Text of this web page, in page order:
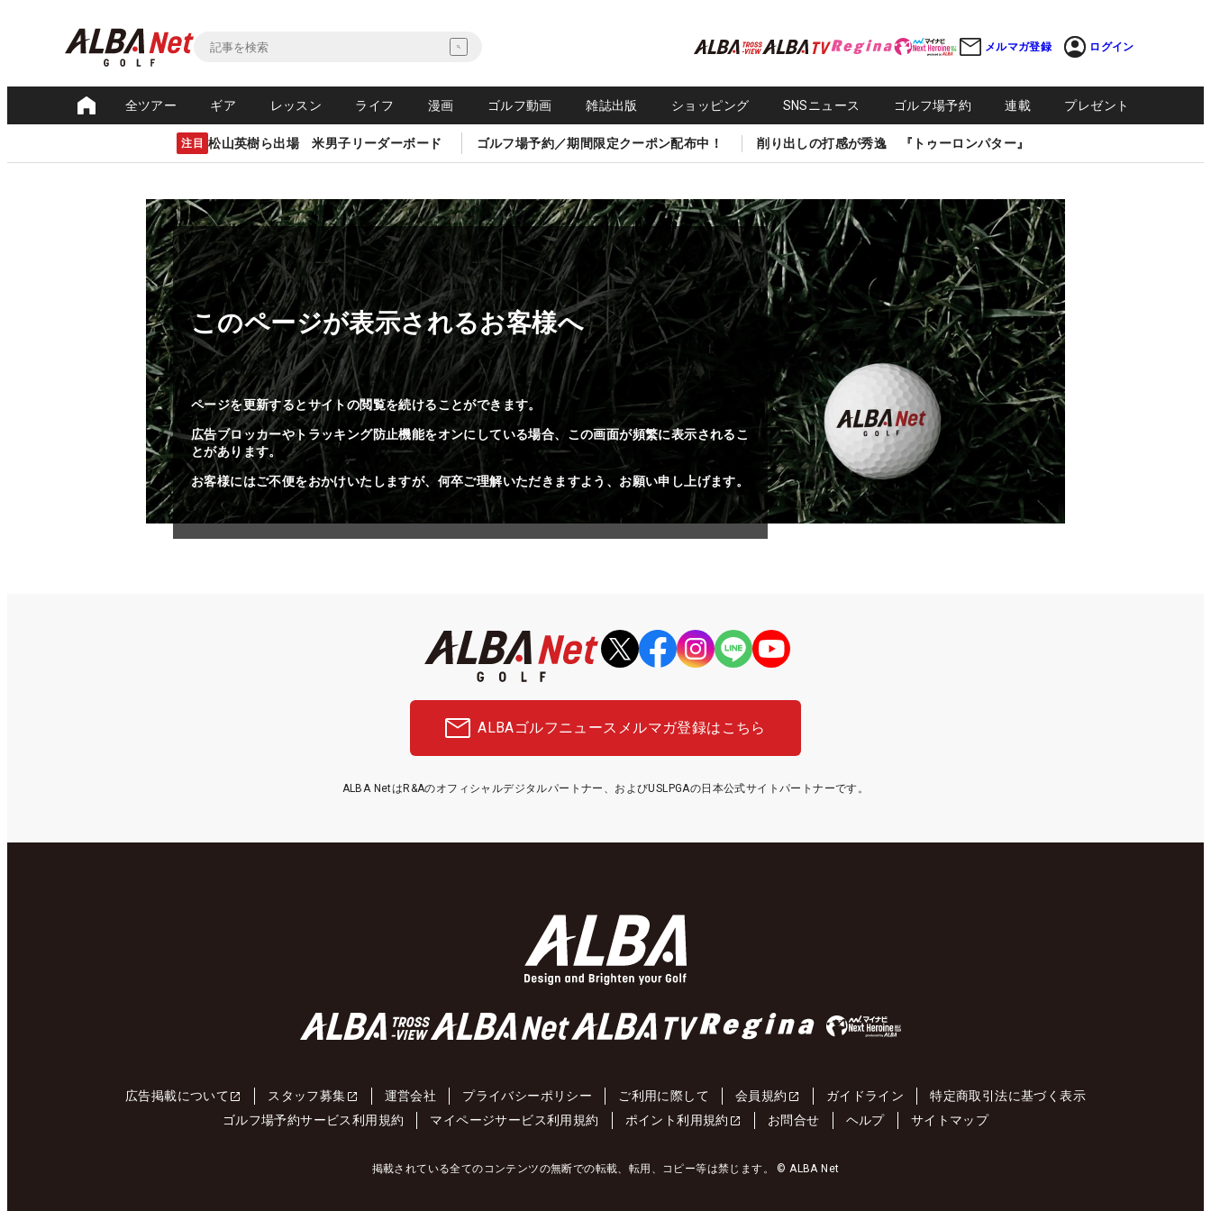
メルマガ登録 ログイン
全ツアー ギア レッスン ライフ 漫画 ゴルフ動画 雑誌出版 ショッピング SNSニュース ゴルフ場予約 連載 プレゼント
注目 松山英樹ら出場 米男子リーダーボード ゴルフ場予約／期間限定クーポン配布中！ 削り出しの打感が秀逸 『トゥーロンパター』
このページが表示されるお客様へ
ページを更新するとサイトの閲覧を続けることができます。
広告ブロッカーやトラッキング防止機能をオンにしている場合、この画面が頻繁に表示されるこ
とがあります。
お客様にはご不便をおかけいたしますが、何卒ご理解いただきますよう、お願い申し上げます。
ALBAゴルフニュース メルマガ登録はこちら
ALBA NetはR&Aのオフィシャルデジタルパートナー、およびUSLPGAの日本公式サイトパートナーです。
広告掲載について スタッフ募集 運営会社 プライバシーポリシー ご利用に際して 会員規約 ガイドライン
特定商取引法に基づく表示
ゴルフ場予約サービス利用規約
マイページサービス利用規約 ポイント利用規約 お問合せ ヘルプ サイトマップ
掲載されている全てのコンテンツの無断での転載、転用、コピー等は禁じます。 © ALBA Net